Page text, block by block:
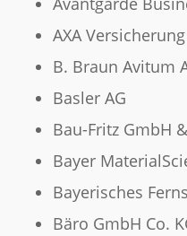
AXA Versicherung
B. Braun Avitum
Basler AG
Bau-Fritz GmbH
Bayer
Bayerisches
Bäro GmbH Co.